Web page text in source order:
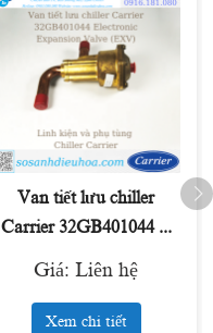
Van tiết lưu chiller
Carrier 32GB401044 ...
Giá: Liên hệ
Xem chi tiết